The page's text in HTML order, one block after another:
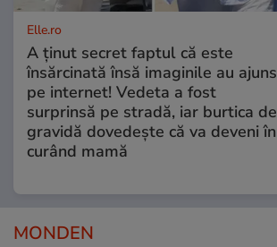
Elle.ro
A ținut secret faptul că este
însărcinată însă imaginile au ajuns
pe internet! Vedeta a fost
surprinsă pe stradă, iar burtica de
gravidă dovedește că va deveni în
curând mamă
MONDEN